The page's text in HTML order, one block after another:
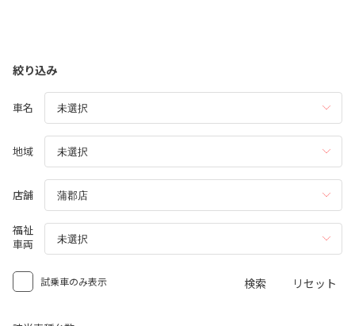
絞り込み
車名
地域
店舗
福祉
車両
試乗車のみ表示 検索 リセット